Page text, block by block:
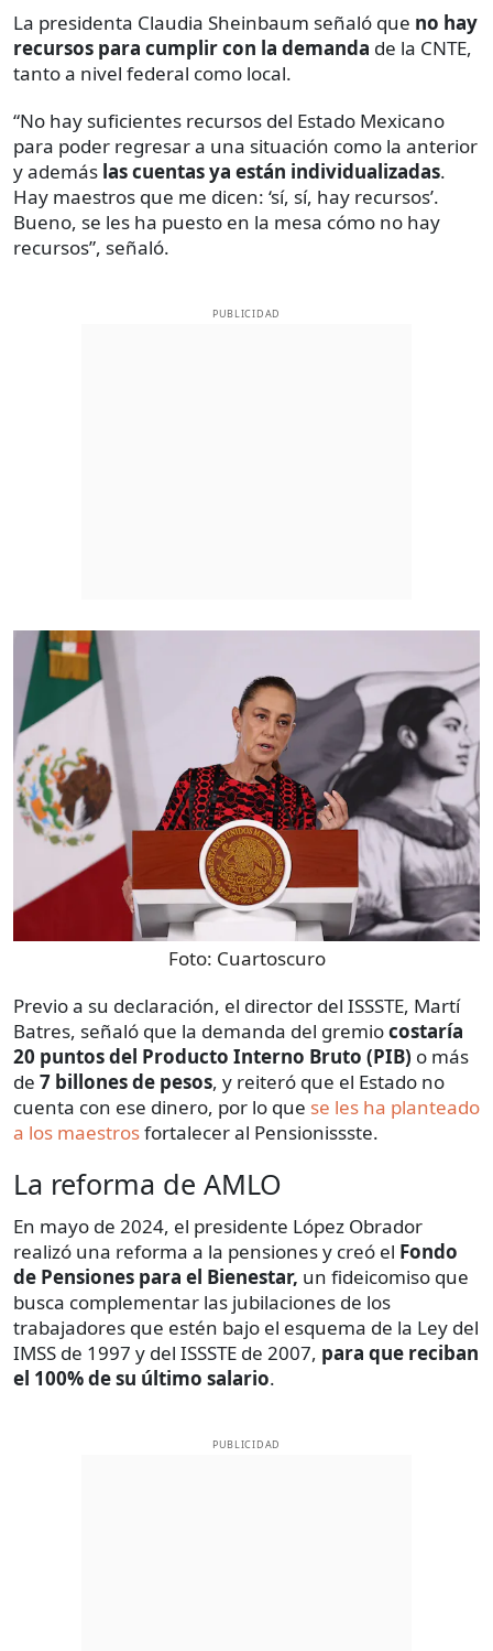
La presidenta Claudia Sheinbaum señaló que no hay
recursos para cumplir con la demanda de la CNTE,
tanto a nivel federal como local.
“No hay suficientes recursos del Estado Mexicano
para poder regresar a una situación como la anterior
y además las cuentas ya están individualizadas.
Hay maestros que me dicen: ‘sí, sí, hay recursos’.
Bueno, se les ha puesto en la mesa cómo no hay
recursos”, señaló.
PUBLICIDAD
Foto: Cuartoscuro
Previo a su declaración, el director del ISSSTE, Martí
Batres, señaló que la demanda del gremiocostaría
20 puntos del Producto Interno Bruto (PIB) o más
de 7 billones de pesos, y reiteró que el Estado no
cuenta con ese dinero, por lo que se les ha planteado
a los maestrosfortalecer al Pensionissste.
La reforma de AMLO
En mayo de 2024, el presidente López Obrador
realizó una reforma a la pensiones y creó el Fondo
de Pensiones para el Bienestar, un fideicomiso que
busca complementar las jubilaciones de los
trabajadores que estén bajo el esquema de la Ley del
IMSS de 1997 y del ISSSTE de 2007, para que reciban
el 100% de su último salario.
PUBLICIDAD